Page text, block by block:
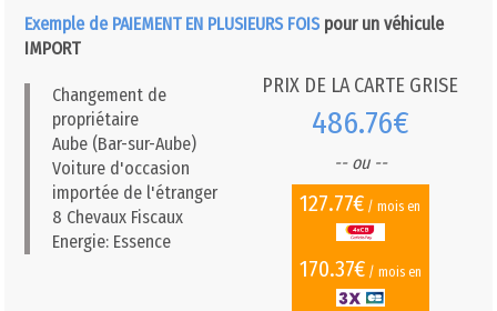
Exemple de PAIEMENT EN PLUSIEURS FOIS pour un véhicule
IMPORT
Changement de
propriétaire
Aube (Bar-sur-Aube)
Voiture d'occasion
importée de l'étranger
8 Chevaux Fiscaux
Energie: Essence
PRIX DE LA CARTE GRISE
486.76€
-- ou --
127.77€ / mois en
170.37€/ mois en